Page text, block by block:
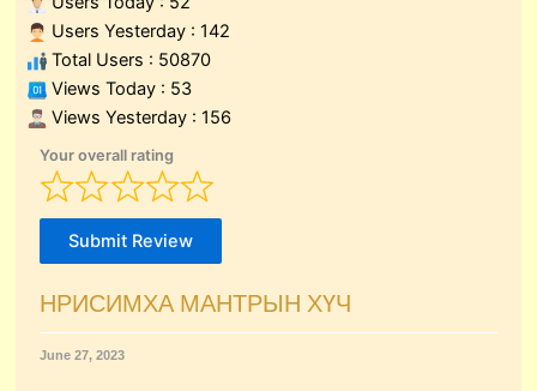
Users Yesterday : 142
Total Users : 50870
Views Today : 53
Views Yesterday : 156
Your overall rating
Submit Review
НРИСИМХА МАНТРЫН ХҮЧ
June 27, 2023